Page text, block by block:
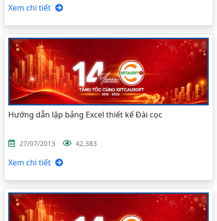
Xem chi tiết
Hướng dẫn lập bảng Excel thiết kế Đài cọc
27/07/2013 42,383
Xem chi tiết